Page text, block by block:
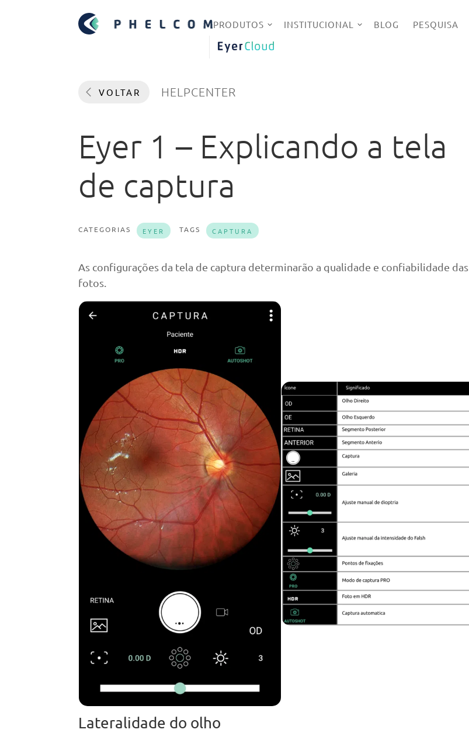
PRODUTOS INSTITUCIONAL BLOG PESQUISA
EYERCLOUD
VOLTAR HELPCENTER
Eyer 1 – Explicando a tela
de captura
CATEGORIAS EYER TAGS CAPTURA
As configurações da tela de captura determinarão a qualidade e confiabilidade das
fotos.
Lateralidade do olho